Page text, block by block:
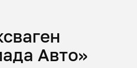
Авто»